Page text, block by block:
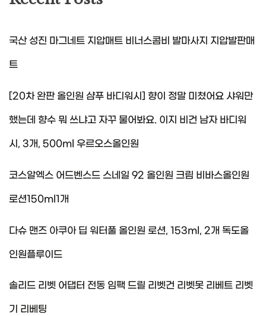
국산 성진 마그네트 지압매트 비너스콤비 발마사지 지압발판매
트
[20차 완판 올인원 샴푸 바디워시] 향이 정말 미쳤어요 샤워만
했는데 향수 뭐 쓰냐고 자꾸 물어봐요. 이지 비건 남자 바디워
시, 3개, 500ml 우르오스올인원
코스알엑스 어드벤스드 스네일 92 올인원 크림 비바스올인원
로션150ml1개
다슈 맨즈 아쿠아 딥 워터풀 올인원 로션, 153ml, 2개 독도올
인원플루이드
솔리드 리벳 어댑터 전동 임팩 드릴 리벳건 리벳못 리베트 리벳
기 리베팅